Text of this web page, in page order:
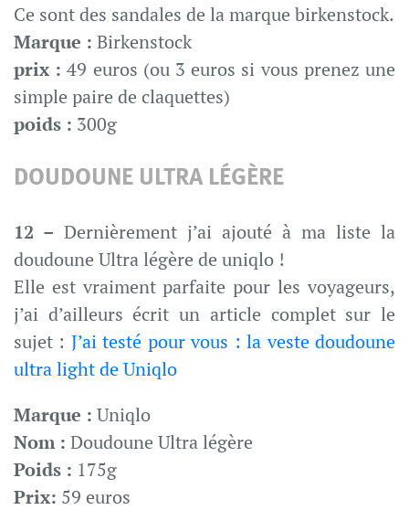
Ce sont des sandales de la marque birkenstock.
Marque : Birkenstock
prix : 49 euros (ou 3 euros si vous prenez une
simple paire de claquettes)
poids : 300g
DOUDOUNE ULTRA LÉGÈRE
12 – Dernièrement j’ai ajouté à ma liste la
doudoune Ultra légère de uniqlo !
Elle est vraiment parfaite pour les voyageurs,
j’ai d’ailleurs écrit un article complet sur le
sujet : J’ai testé pour vous : la veste doudoune
ultra light de Uniqlo
Marque : Uniqlo
Nom : Doudoune Ultra légère
Poids : 175g
Prix: 59 euros